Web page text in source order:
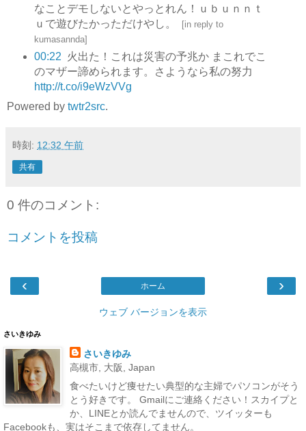
なことデモしないとやっとれん！ｕｂｕｎｎｔ
ｕで遊びたかっただけやし。
[in reply to
kumasannda]
00:22
火出た！これは災害の予兆か まこれでこ
のマザー諦められます。さようなら私の努力
http://t.co/i9eWzVVg
Powered by twtr2src.
時刻: 12:32 午前
共有
0 件のコメント:
コメントを投稿
‹ ›
ホーム
ウェブ バージョンを表示
さいきゆみ
さいきゆみ
高槻市, 大阪, Japan
食べたいけど痩せたい典型的な主婦でパソコンがそう
とう好きです。 Gmailにご連絡ください！スカイプと
か、LINEとか読んでませんので、ツイッターも
Facebookも、実はそこまで依存してません。